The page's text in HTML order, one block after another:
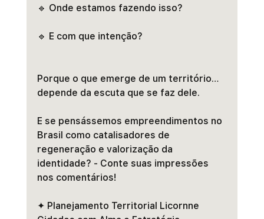
🔹 Onde estamos fazendo isso?
🔹 E com que intenção?
Porque o que emerge de um território…
depende da escuta que se faz dele.
E se pensássemos empreendimentos no
Brasil como catalisadores de
regeneração e valorização da
identidade? - Conte suas impressões
nos comentários!
✦ Planejamento Territorial Licornne